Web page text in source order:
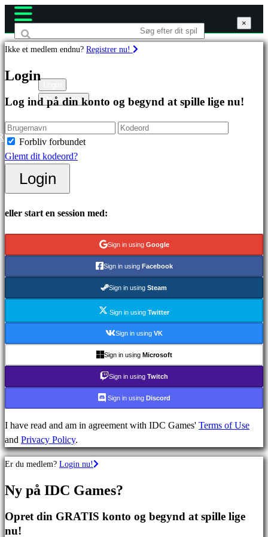
Spil
Featured
spil
Nye
Gratis
at
spille
Kategorier
Actionspil
MMO
spil
Racing
games
Indie
games
Simulation
games
games
Registrering
×
Ikke et medlem endnu? Registrer nu!
Login
Log ind på din konto og begynd at spille lige nu!
Forbliv forbundet
Glemt dit kodeord?
Login
eller start en session med:
Sign in using Google
Sign in using Facebook
Sign in using Steam
Sign in using Twitter
Sign in using VK
Sign in using Microsoft
Sign in using Twitch
Sign in using Discord
I have read and am in agreement with IDC Games' Terms of Use
and Privacy Policy.
×
Er du medlem? Login nu!
Ny på IDC Games?
Opret din GRATIS konto og begynd at spille lige
nu!
×